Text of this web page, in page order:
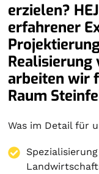
erzielen?
erfahrener
Realisierung
arbeiten wir
Raum
Was im Detail für